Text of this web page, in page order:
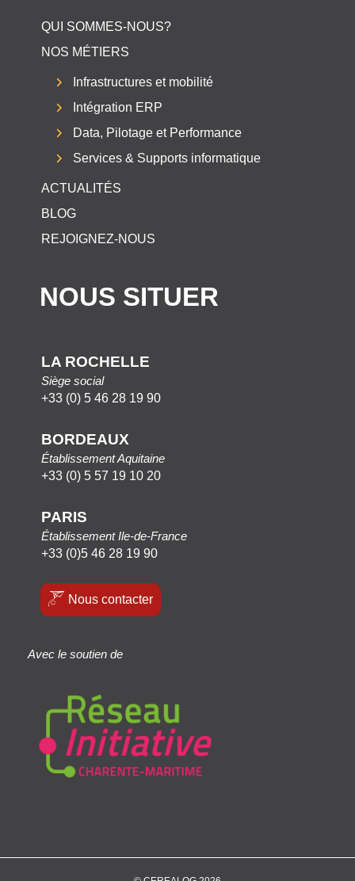
QUI SOMMES-NOUS?
NOS MÉTIERS
Infrastructures et mobilité
Intégration ERP
Data, Pilotage et Performance
Services & Supports informatique
ACTUALITÉS
BLOG
REJOIGNEZ-NOUS
NOUS SITUER
LA ROCHELLE
Siège social
+33 (0) 5 46 28 19 90
BORDEAUX
Établissement Aquitaine
+33 (0) 5 57 19 10 20
PARIS
Établissement Ile-de-France
+33 (0)5 46 28 19 90
Nous contacter
Avec le soutien de